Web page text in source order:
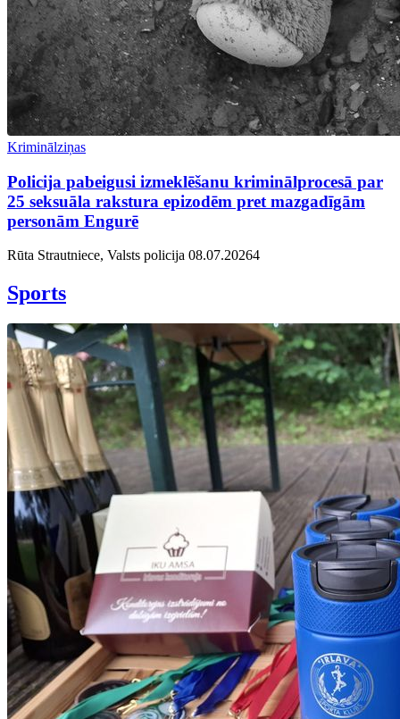
Kriminālziņas
Policija pabeigusi izmeklēšanu kriminālprocesā par
25 seksuāla rakstura epizodēm pret mazgadīgām
personām Engurē
Rūta Strautniece, Valsts policija 08.07.20264
Sports